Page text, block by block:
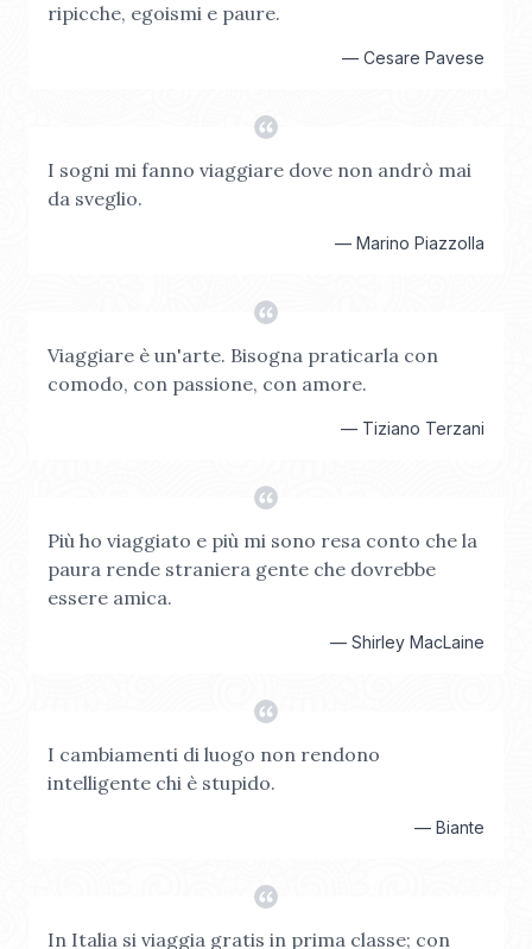
ripicche, egoismi e paure.
— Cesare Pavese
I sogni mi fanno viaggiare dove non andrò mai
da sveglio.
— Marino Piazzolla
Viaggiare è un'arte. Bisogna praticarla con
comodo, con passione, con amore.
— Tiziano Terzani
Più ho viaggiato e più mi sono resa conto che la
paura rende straniera gente che dovrebbe
essere amica.
— Shirley MacLaine
I cambiamenti di luogo non rendono
intelligente chi è stupido.
— Biante
In Italia si viaggia gratis in prima classe; con